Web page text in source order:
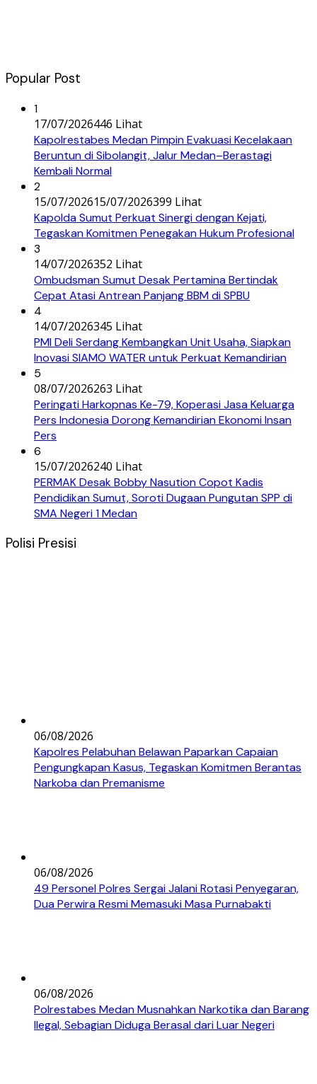
Popular Post
1
17/07/2026446 Lihat
Kapolrestabes Medan Pimpin Evakuasi Kecelakaan
Beruntun di Sibolangit, Jalur Medan–Berastagi
Kembali Normal
2
15/07/202615/07/2026399 Lihat
Kapolda Sumut Perkuat Sinergi dengan Kejati,
Tegaskan Komitmen Penegakan Hukum Profesional
3
14/07/2026352 Lihat
Ombudsman Sumut Desak Pertamina Bertindak
Cepat Atasi Antrean Panjang BBM di SPBU
4
14/07/2026345 Lihat
PMI Deli Serdang Kembangkan Unit Usaha, Siapkan
Inovasi SIAMO WATER untuk Perkuat Kemandirian
5
08/07/2026263 Lihat
Peringati Harkopnas Ke-79, Koperasi Jasa Keluarga
Pers Indonesia Dorong Kemandirian Ekonomi Insan
Pers
6
15/07/2026240 Lihat
PERMAK Desak Bobby Nasution Copot Kadis
Pendidikan Sumut, Soroti Dugaan Pungutan SPP di
SMA Negeri 1 Medan
Polisi Presisi
06/08/2026
Kapolres Pelabuhan Belawan Paparkan Capaian
Pengungkapan Kasus, Tegaskan Komitmen Berantas
Narkoba dan Premanisme
06/08/2026
49 Personel Polres Sergai Jalani Rotasi Penyegaran,
Dua Perwira Resmi Memasuki Masa Purnabakti
06/08/2026
Polrestabes Medan Musnahkan Narkotika dan Barang
Ilegal, Sebagian Diduga Berasal dari Luar Negeri